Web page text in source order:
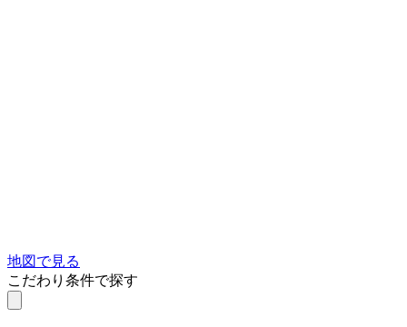
地図で見る
こだわり条件で探す